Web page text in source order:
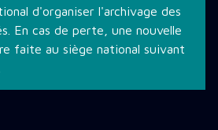
d'organiser l'archivage des
En cas de perte, une nouvelle
faite au siège national suivant